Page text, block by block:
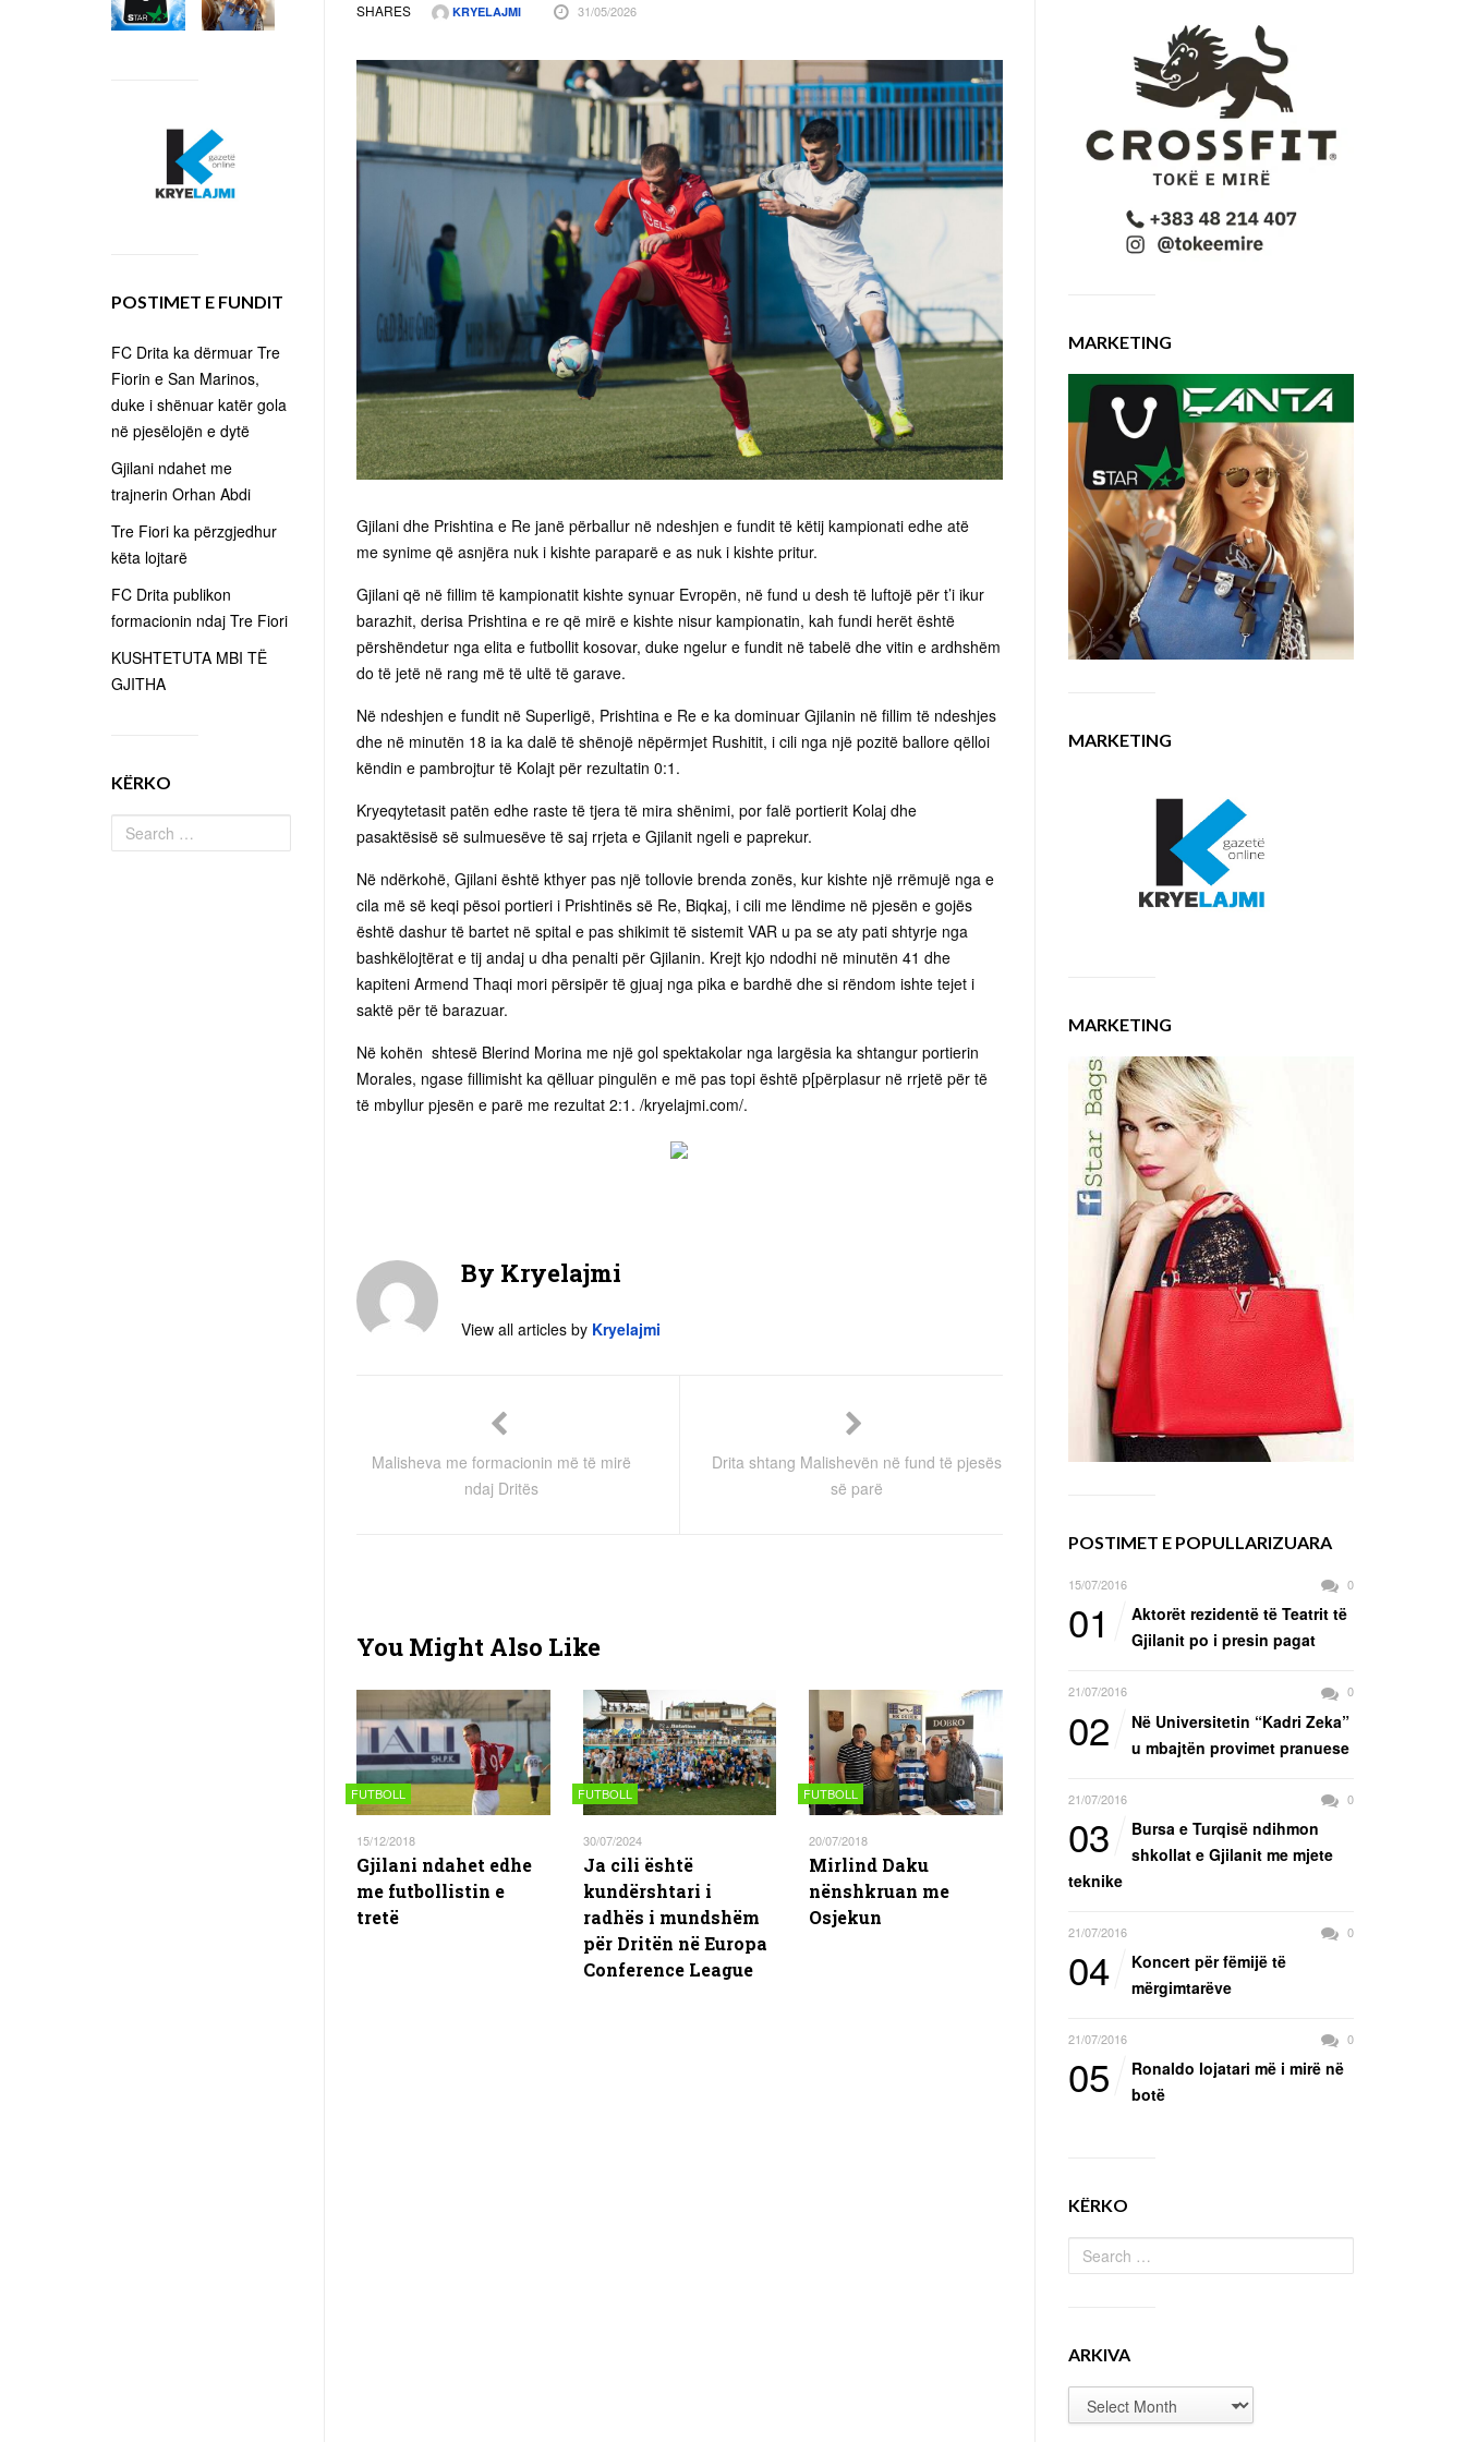
SHARES KRYELAJMI 31/05/2026
Gjilani dhe Prishtina e Re janë përballur në ndeshjen e fundit të këtij kampionati edhe atë
me synime që asnjëra nuk i kishte paraparë e as nuk i kishte pritur.
Gjilani që në fillim të kampionatit kishte synuar Evropën, në fund u desh të luftojë për t’i ikur
barazhit, derisa Prishtina e re që mirë e kishte nisur kampionatin, kah fundi herët është
përshëndetur nga elita e futbollit kosovar, duke ngelur e fundit në tabelë dhe vitin e ardhshëm
do të jetë në rang më të ultë të garave.
Në ndeshjen e fundit në Superligë, Prishtina e Re e ka dominuar Gjilanin në fillim të ndeshjes
dhe në minutën 18 ia ka dalë të shënojë nëpërmjet Rushitit, i cili nga një pozitë ballore qëlloi
këndin e pambrojtur të Kolajt për rezultatin 0:1.
Kryeqytetasit patën edhe raste të tjera të mira shënimi, por falë portierit Kolaj dhe
pasaktësisë së sulmuesëve të saj rrjeta e Gjilanit ngeli e paprekur.
Në ndërkohë, Gjilani është kthyer pas një tollovie brenda zonës, kur kishte një rrëmujë nga e
cila më së keqi pësoi portieri i Prishtinës së Re, Biqkaj, i cili me lëndime në pjesën e gojës
është dashur të bartet në spital e pas shikimit të sistemit VAR u pa se aty pati shtyrje nga
bashkëlojtërat e tij andaj u dha penalti për Gjilanin. Krejt kjo ndodhi në minutën 41 dhe
kapiteni Armend Thaqi mori përsipër të gjuaj nga pika e bardhë dhe si rëndom ishte tejet i
saktë për të barazuar.
Në kohën shtesë Blerind Morina me një gol spektakolar nga largësia ka shtangur portierin
Morales, ngase fillimisht ka qëlluar pingulën e më pas topi është p[përplasur në rrjetë për të
të mbyllur pjesën e parë me rezultat 2:1. /kryelajmi.com/.
By Kryelajmi
View all articles by Kryelajmi
Malisheva me formacionin më të mirë
ndaj Dritës
Drita shtang Malishevën në fund të pjesës
së parë
You Might Also Like
FUTBOLL
15/12/2018
Gjilani ndahet edhe
me futbollistin e
tretë
FUTBOLL
30/07/2024
Ja cili është
kundërshtari i
radhës i mundshëm
për Dritën në Europa
Conference League
FUTBOLL
20/07/2018
Mirlind Daku
nënshkruan me
Osjekun
MARKETING
MARKETING
MARKETING
POSTIMET E POPULLARIZUARA
15/07/2016 0
01
Aktorët rezidentë të Teatrit të
Gjilanit po i presin pagat
21/07/2016 0
02
Në Universitetin “Kadri Zeka”
u mbajtën provimet pranuese
21/07/2016 0
03
Bursa e Turqisë ndihmon
shkollat e Gjilanit me mjete
teknike
21/07/2016 0
04
Koncert për fëmijë të
mërgimtarëve
21/07/2016 0
05
Ronaldo lojatari më i mirë në
botë
KËRKO
ARKIVA
POSTIMET E FUNDIT
FC Drita ka dërmuar Tre
Fiorin e San Marinos,
duke i shënuar katër gola
në pjesëlojën e dytë
Gjilani ndahet me
trajnerin Orhan Abdi
Tre Fiori ka përzgjedhur
këta lojtarë
FC Drita publikon
formacionin ndaj Tre Fiori
KUSHTETUTA MBI TË
GJITHA
KËRKO